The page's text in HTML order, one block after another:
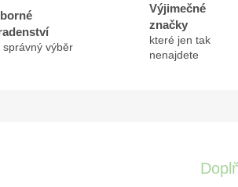
správný výběr
Výjimečné
značky
které jen tak
nenajdete